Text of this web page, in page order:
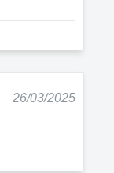
26/03/2025